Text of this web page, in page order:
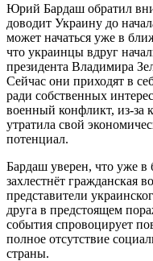
Юрий Бардаш обратил
доводит Украину до
может начаться уже в
что украинцы вдруг
президента Владимира
Сейчас они приходят в
ради собственных
военный конфликт, из-за
утратила свой
потенциал.
Бардаш уверен, что уже
захлестнёт гражданская
представители
друга в предстоящем
события спровоцирует
полное отсутствие
страны.